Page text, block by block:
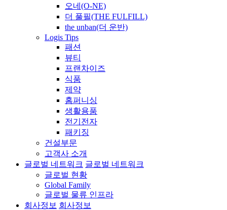
오네(O-NE)
더 풀필(THE FULFILL)
the unban(더 운반)
Logis Tips
패션
뷰티
프랜차이즈
식품
제약
홈퍼니싱
생활용품
전기전자
패키징
건설부문
고객사 소개
글로벌 네트워크 글로벌 네트워크
글로벌 현황
Global Family
글로벌 물류 인프라
회사정보 회사정보